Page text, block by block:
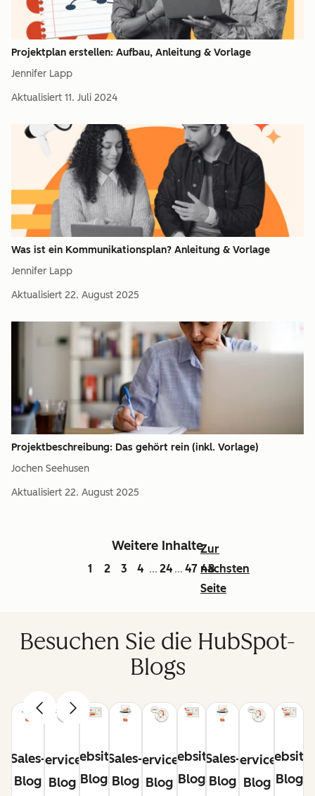
Projektplan erstellen: Aufbau, Anleitung & Vorlage
Jennifer Lapp
Aktualisiert 11. Juli 2024
Was ist ein Kommunikationsplan? Anleitung & Vorlage
Jennifer Lapp
Aktualisiert 22. August 2025
Projektbeschreibung: Das gehört rein (inkl. Vorlage)
Jochen Seehusen
Aktualisiert 22. August 2025
Weitere Inhalte
1 2 3 4 ... 24 ... 47 48
Zur
nächsten
Seite
Besuchen Sie die HubSpot-
Blogs
Sales-
Blog
Service-
Blog
Website-
Blog
Sales-
Blog
Service-
Blog
Website-
Blog
Sales-
Blog
Service-
Blog Blog